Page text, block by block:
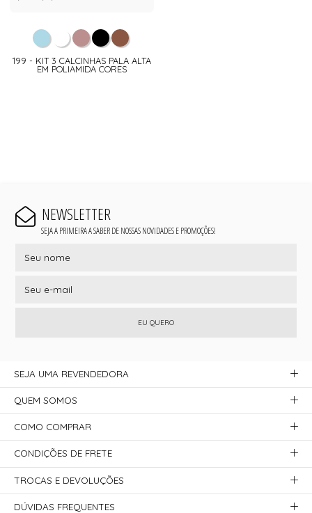
199 - KIT 3 CALCINHAS PALA ALTA
EM POLIAMIDA CORES
NEWSLETTER
SEJA A PRIMEIRA A SABER DE NOSSAS NOVIDADES E PROMOÇÕES!
EU QUERO
SEJA UMA REVENDEDORA
QUEM SOMOS
COMO COMPRAR
CONDIÇÕES DE FRETE
TROCAS E DEVOLUÇÕES
DÚVIDAS FREQUENTES